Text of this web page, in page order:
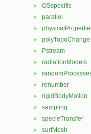
► OSspecific
► parallel
►
► polyTopoChange
► Pstream
► radiationModels
►
► renumber
► rigidBodyMotion
► sampling
► specieTransfer
► surfMesh